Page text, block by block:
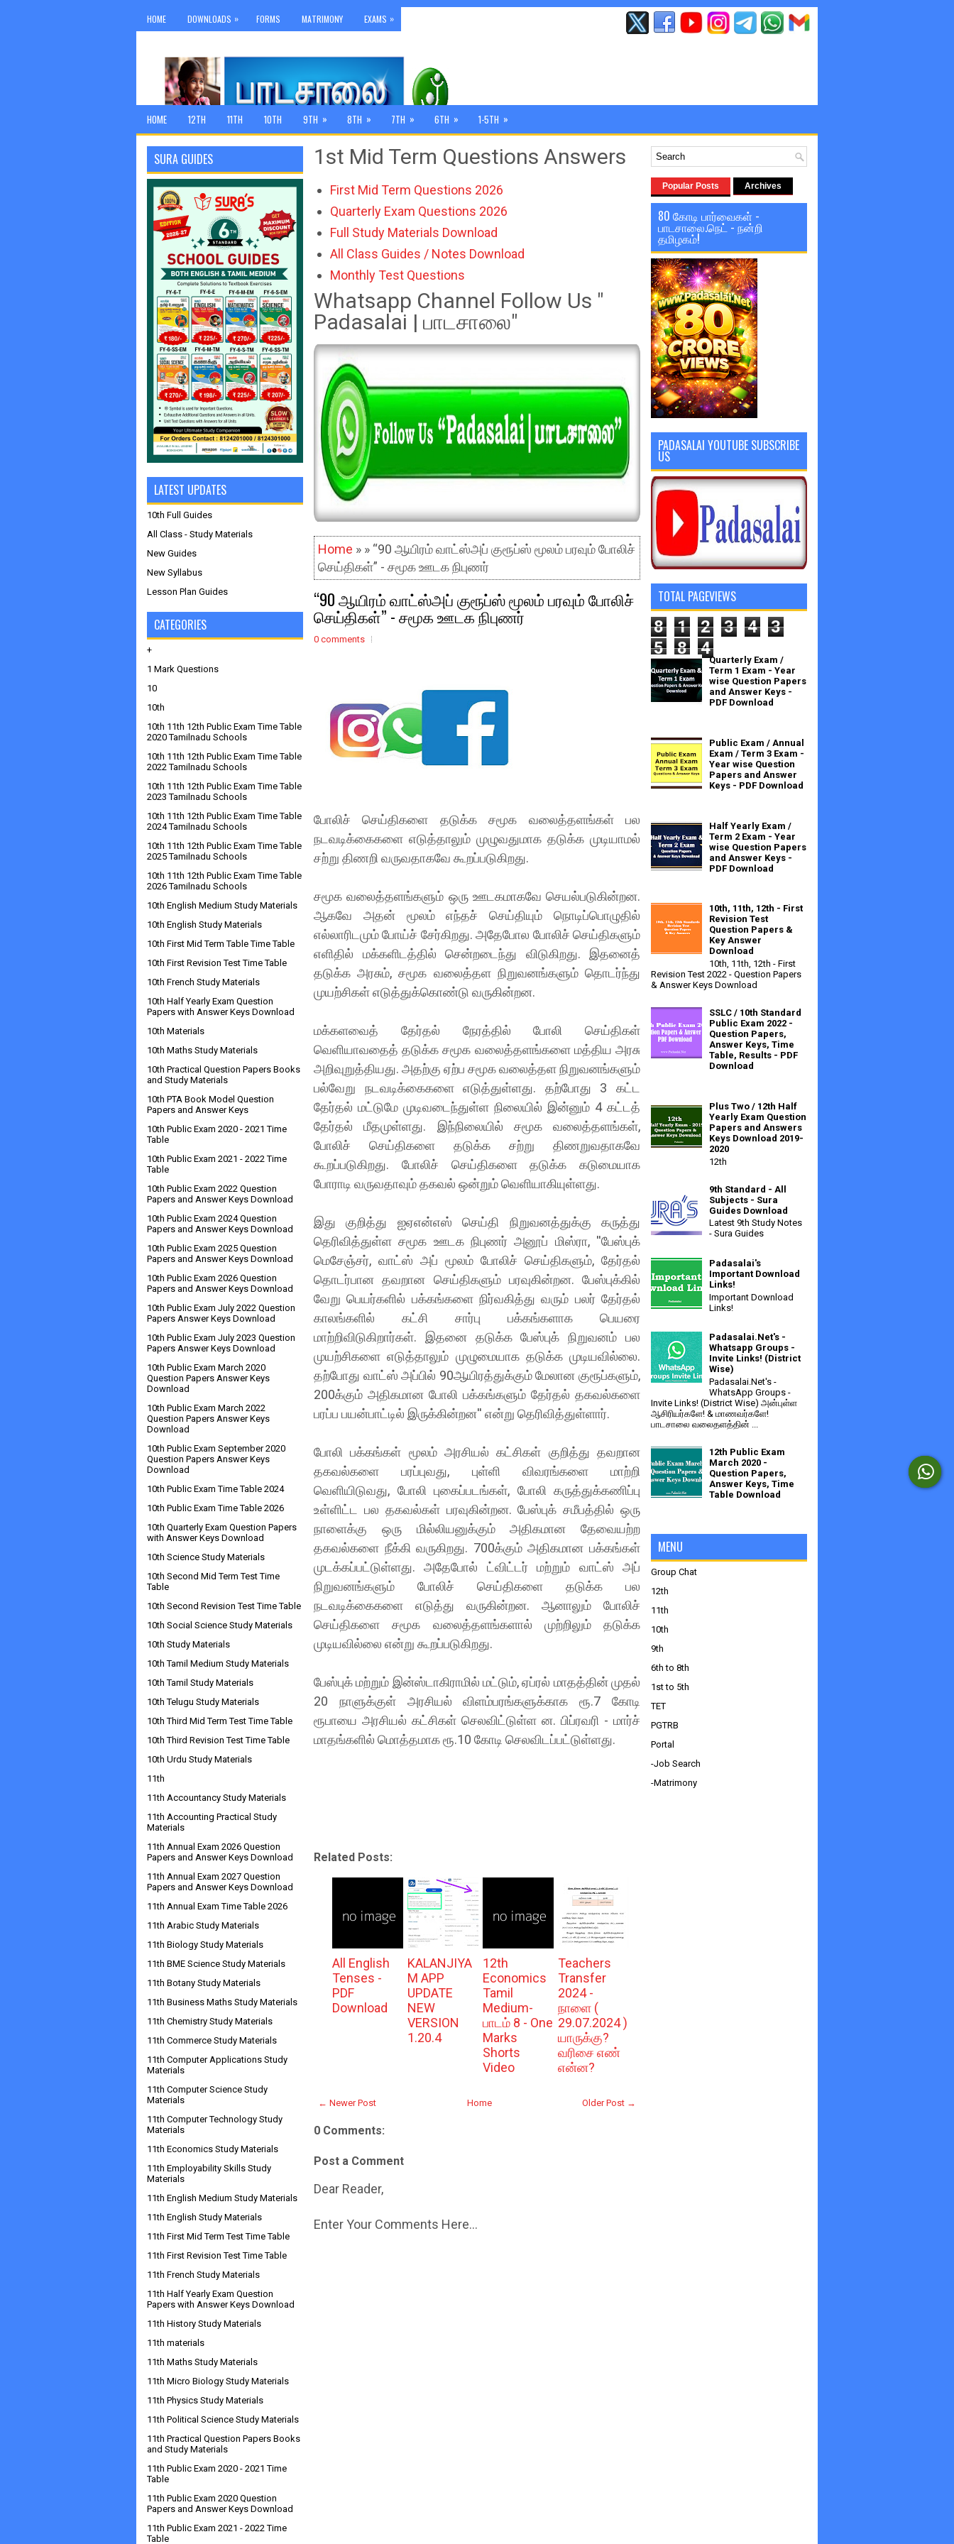
HOME DOWNLOADS » FORMS MATRIMONY EXAMS »
HOME 12TH 11TH 10TH 9TH » 8TH » 7TH » 6TH » 1-5TH »
1st Mid Term Questions Answers
First Mid Term Questions 2026
Quarterly Exam Questions 2026
Full Study Materials Download
All Class Guides / Notes Download
Monthly Test Questions
Whatsapp Channel Follow Us "
Padasalai | பாடசாலை"
Home » » “90 ஆயிரம் வாட்ஸ்அப் குரூப்ஸ் மூலம் பரவும் போலிச்
செய்திகள்” - சமூக ஊடக நிபுணர்
“90 ஆயிரம் வாட்ஸ்அப் குரூப்ஸ் மூலம் பரவும் போலிச்
செய்திகள்” - சமூக ஊடக நிபுணர்
0 comments
போலிச் செய்திகளை தடுக்க சமூக வலைத்தளங்கள் பல
நடவடிக்கைகளை எடுத்தாலும் முழுவதுமாக தடுக்க முடியாமல்
சற்று திணறி வருவதாகவே கூறப்படுகிறது.
சமூக வலைத்தளங்களும் ஒரு ஊடகமாகவே செயல்படுகின்றன.
ஆகவே அதன் மூலம் எந்தச் செய்தியும் நொடிப்பொழுதில்
எல்லாரிடமும் போய்ச் சேர்கிறது. அதேபோல போலிச் செய்திகளும்
எளிதில் மக்களிடத்தில் சென்றடைந்து விடுகிறது. இதனைத்
தடுக்க அரசும், சமூக வலைத்தள நிறுவனங்களும் தொடர்ந்து
முயற்சிகள் எடுத்துக்கொண்டு வருகின்றன.
மக்களவைத் தேர்தல் நேரத்தில் போலி செய்திகள்
வெளியாவதைத் தடுக்க சமூக வலைத்தளங்களை மத்திய அரசு
அறிவுறுத்தியது. அதற்கு ஏற்ப சமூக வலைத்தள நிறுவனங்களும்
பல்வேறு நடவடிக்கைகளை எடுத்துள்ளது. தற்போது 3 கட்ட
தேர்தல் மட்டுமே முடிவடைந்துள்ள நிலையில் இன்னும் 4 கட்டத்
தேர்தல் மீதமுள்ளது. இந்நிலையில் சமூக வலைத்தளங்கள்,
போலிச் செய்திகளை தடுக்க சற்று திணறுவதாகவே
கூறப்படுகிறது. போலிச் செய்திகளை தடுக்க கடுமையாக
போராடி வருவதாவும் தகவல் ஒன்றும் வெளியாகியுள்ளது.
இது குறித்து ஐஏஎன்எஸ் செய்தி நிறுவனத்துக்கு கருத்து
தெரிவித்துள்ள சமூக ஊடக நிபுணர் அனூப் மிஸ்ரா, ''பேஸ்புக்
மெசேஞ்சர், வாட்ஸ் அப் மூலம் போலிச் செய்திகளும், தேர்தல்
தொடர்பான தவறான செய்திகளும் பரவுகின்றன. பேஸ்புக்கில்
வேறு பெயர்களில் பக்கங்களை நிர்வகித்து வரும் பலர் தேர்தல்
காலங்களில் கட்சி சார்பு பக்கங்களாக பெயரை
மாற்றிவிடுகிறார்கள். இதனை தடுக்க பேஸ்புக் நிறுவனம் பல
முயற்சிகளை எடுத்தாலும் முழுமையாக தடுக்க முடியவில்லை.
தற்போது வாட்ஸ் அப்பில் 90ஆயிரத்துக்கும் மேலான குரூப்களும்,
200க்கும் அதிகமான போலி பக்கங்களும் தேர்தல் தகவல்களை
பரப்ப பயன்பாட்டில் இருக்கின்றன'' என்று தெரிவித்துள்ளார்.
போலி பக்கங்கள் மூலம் அரசியல் கட்சிகள் குறித்து தவறான
தகவல்களை பரப்புவது, புள்ளி விவரங்களை மாற்றி
வெளியிடுவது, போலி புகைப்படங்கள், போலி கருத்துக்கணிப்பு
உள்ளிட்ட பல தகவல்கள் பரவுகின்றன. பேஸ்புக் சமீபத்தில் ஒரு
நாளைக்கு ஒரு மில்லியனுக்கும் அதிகமான தேவையற்ற
தகவல்களை நீக்கி வருகிறது. 700க்கும் அதிகமான பக்கங்கள்
முடக்கப்பட்டுள்ளது. அதேபோல் ட்விட்டர் மற்றும் வாட்ஸ் அப்
நிறுவனங்களும் போலிச் செய்திகளை தடுக்க பல
நடவடிக்கைகளை எடுத்து வருகின்றன. ஆனாலும் போலிச்
செய்திகளை சமூக வலைத்தளங்களால் முற்றிலும் தடுக்க
முடியவில்லை என்று கூறப்படுகிறது.
பேஸ்புக் மற்றும் இன்ஸ்டாகிராமில் மட்டும், ஏப்ரல் மாதத்தின் முதல்
20 நாளுக்குள் அரசியல் விளம்பரங்களுக்காக ரூ.7 கோடி
ரூபாயை அரசியல் கட்சிகள் செலவிட்டுள்ள ன. பிப்ரவரி - மார்ச்
மாதங்களில் மொத்தமாக ரூ.10 கோடி செலவிடப்பட்டுள்ளது.
Related Posts:
All English
Tenses -
PDF
Download
KALANJIYA
M APP
UPDATE
NEW
VERSION
1.20.4
12th
Economics
Tamil
Medium-
பாடம் 8 - One
Marks
Shorts
Video
Teachers
Transfer
2024 -
நாளை (
29.07.2024 )
யாருக்கு?
வரிசை எண்
என்ன?
← Newer Post Older Post →
Home
0 Comments:
Post a Comment
Dear Reader,
Enter Your Comments Here...
SURA GUIDES
LATEST UPDATES
10th Full Guides
All Class - Study Materials
New Guides
New Syllabus
Lesson Plan Guides
CATEGORIES
+
1 Mark Questions
10
10th
10th 11th 12th Public Exam Time Table
2020 Tamilnadu Schools
10th 11th 12th Public Exam Time Table
2022 Tamilnadu Schools
10th 11th 12th Public Exam Time Table
2023 Tamilnadu Schools
10th 11th 12th Public Exam Time Table
2024 Tamilnadu Schools
10th 11th 12th Public Exam Time Table
2025 Tamilnadu Schools
10th 11th 12th Public Exam Time Table
2026 Tamilnadu Schools
10th English Medium Study Materials
10th English Study Materials
10th First Mid Term Table Time Table
10th First Revision Test Time Table
10th French Study Materials
10th Half Yearly Exam Question
Papers with Answer Keys Download
10th Materials
10th Maths Study Materials
10th Practical Question Papers Books
and Study Materials
10th PTA Book Model Question
Papers and Answer Keys
10th Public Exam 2020 - 2021 Time
Table
10th Public Exam 2021 - 2022 Time
Table
10th Public Exam 2022 Question
Papers and Answer Keys Download
10th Public Exam 2024 Question
Papers and Answer Keys Download
10th Public Exam 2025 Question
Papers and Answer Keys Download
10th Public Exam 2026 Question
Papers and Answer Keys Download
10th Public Exam July 2022 Question
Papers Answer Keys Download
10th Public Exam July 2023 Question
Papers Answer Keys Download
10th Public Exam March 2020
Question Papers Answer Keys
Download
10th Public Exam March 2022
Question Papers Answer Keys
Download
10th Public Exam September 2020
Question Papers Answer Keys
Download
10th Public Exam Time Table 2024
10th Public Exam Time Table 2026
10th Quarterly Exam Question Papers
with Answer Keys Download
10th Science Study Materials
10th Second Mid Term Test Time
Table
10th Second Revision Test Time Table
10th Social Science Study Materials
10th Study Materials
10th Tamil Medium Study Materials
10th Tamil Study Materials
10th Telugu Study Materials
10th Third Mid Term Test Time Table
10th Third Revision Test Time Table
10th Urdu Study Materials
11th
11th Accountancy Study Materials
11th Accounting Practical Study
Materials
11th Annual Exam 2026 Question
Papers and Answer Keys Download
11th Annual Exam 2027 Question
Papers and Answer Keys Download
11th Annual Exam Time Table 2026
11th Arabic Study Materials
11th Biology Study Materials
11th BME Science Study Materials
11th Botany Study Materials
11th Business Maths Study Materials
11th Chemistry Study Materials
11th Commerce Study Materials
11th Computer Applications Study
Materials
11th Computer Science Study
Materials
11th Computer Technology Study
Materials
11th Economics Study Materials
11th Employability Skills Study
Materials
11th English Medium Study Materials
11th English Study Materials
11th First Mid Term Test Time Table
11th First Revision Test Time Table
11th French Study Materials
11th Half Yearly Exam Question
Papers with Answer Keys Download
11th History Study Materials
11th materials
11th Maths Study Materials
11th Micro Biology Study Materials
11th Physics Study Materials
11th Political Science Study Materials
11th Practical Question Papers Books
and Study Materials
11th Public Exam 2020 - 2021 Time
Table
11th Public Exam 2020 Question
Papers and Answer Keys Download
11th Public Exam 2021 - 2022 Time
Table
Popular Posts Archives
80 கோடி பார்வைகள் -
பாடசாலை.நெட் - நன்றி
தமிழகம்!
PADASALAI YOUTUBE SUBSCRIBE
US
TOTAL PAGEVIEWS
8 1 2 3 4
3
5
8 4
Quarterly Exam /
Term 1 Exam - Year
wise Question Papers
and Answer Keys -
PDF Download
Public Exam / Annual
Exam / Term 3 Exam -
Year wise Question
Papers and Answer
Keys - PDF Download
Half Yearly Exam /
Term 2 Exam - Year
wise Question Papers
and Answer Keys -
PDF Download
10th, 11th, 12th - First
Revision Test
Question Papers &
Key Answer
Download
10th, 11th, 12th - First
Revision Test 2022 - Question Papers
& Answer Keys Download
SSLC / 10th Standard
Public Exam 2022 -
Question Papers,
Answer Keys, Time
Table, Results - PDF
Download
Plus Two / 12th Half
Yearly Exam Question
Papers and Answers
Keys Download 2019-
2020
12th
9th Standard - All
Subjects - Sura
Guides Download
Latest 9th Study Notes
- Sura Guides
Padasalai's
Important Download
Links!
Important Download
Links!
Padasalai.Net's -
Whatsapp Groups -
Invite Links! (District
Wise)
Padasalai.Net's -
WhatsApp Groups -
Invite Links! (District Wise) அன்புள்ள
ஆசிரியர்களே! & மாணவர்களே!
பாடசாலை வலைதளத்தின் ...
12th Public Exam
March 2020 -
Question Papers,
Answer Keys, Time
Table Download
MENU
Group Chat
12th
11th
10th
9th
6th to 8th
1st to 5th
TET
PGTRB
Portal
-Job Search
-Matrimony